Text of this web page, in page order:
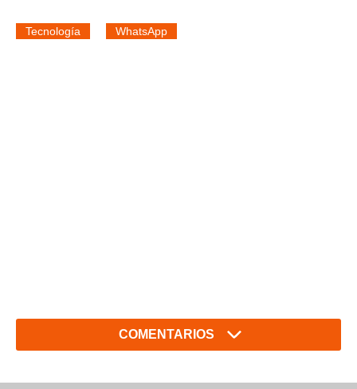
Tecnología WhatsApp
COMENTARIOS